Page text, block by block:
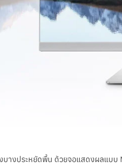
บางประหยัดพื้น ด้วยจอแสดงผลแบ